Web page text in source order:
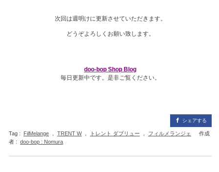
次回は週明けに更新させていただきます。
どうぞよろしくお願い致します。
doo-bop Shop Blog
毎日更新中です。是非ご覧ください。
シェアする
Tag : FilMelange ， TRENT W ， トレント ダブリュー ， フィルメランジェ
作成
者 : doo-bop : Nomura